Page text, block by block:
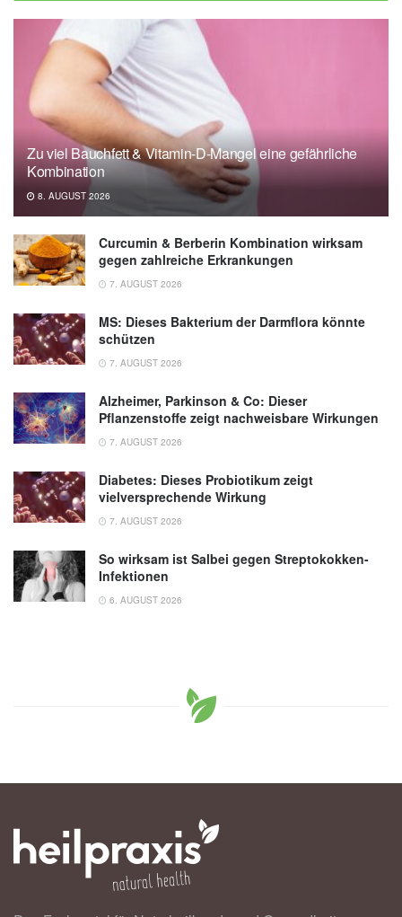
Behavioral Risk Factor Surveillance System,
2016–2018; in: American Journal of
Preventive Medicine (veröffentlicht
02.03.2022),American Journal of Preventive
Medicine
Elsevier: Evidence links e-cigarette use with
increased odds of prediabetes (veröffentlicht
02.03.2022),
Elsevier
Zu viel Bauchfett & Vitamin-D-Mangel eine gefährliche
Kombination
8. AUGUST 2026
Curcumin & Berberin Kombination wirksam
gegen zahlreiche Erkrankungen
7. AUGUST 2026
MS: Dieses Bakterium der Darmflora könnte
schützen
7. AUGUST 2026
Alzheimer, Parkinson & Co: Dieser
Pflanzenstoffe zeigt nachweisbare Wirkungen
7. AUGUST 2026
Diabetes: Dieses Probiotikum zeigt
vielversprechende Wirkung
7. AUGUST 2026
So wirksam ist Salbei gegen Streptokokken-
Infektionen
6. AUGUST 2026